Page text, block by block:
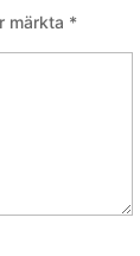
märkta *